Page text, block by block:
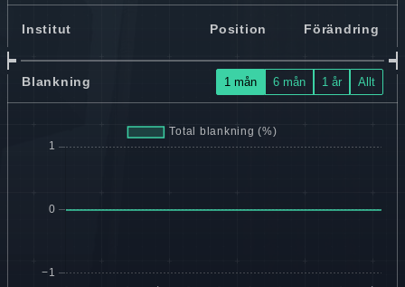
Institut Position Förändring
Blankning 1 mån 6 mån 1 år Allt